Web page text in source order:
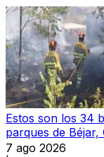
Estos son los 34
parques de Béjar,
7 ago 2026